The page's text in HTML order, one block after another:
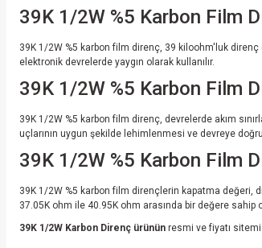
39K 1/2W %5 Karbon Film
39K 1/2W %5 karbon film direnç, 39 kiloohm'luk
elektronik devrelerde yaygın olarak kullanılır.
39K 1/2W %5 Karbon Film
39K 1/2W %5 karbon film direnç, devrelerde akım
uçlarının uygun şekilde lehimlenmesi ve devreye
39K 1/2W %5 Karbon Film
39K 1/2W %5 karbon film dirençlerin kapatma değeri,
37.05K ohm ile 40.95K ohm arasında bir değere sahip
39K 1/2W Karbon Direnç ürünün resmi ve fiyatı